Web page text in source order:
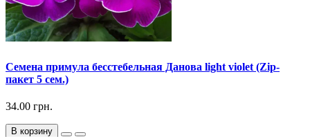
Семена примула бесстебельная Данова light violet (Zip-
пакет 5 сем.)
34.00 грн.
В корзину